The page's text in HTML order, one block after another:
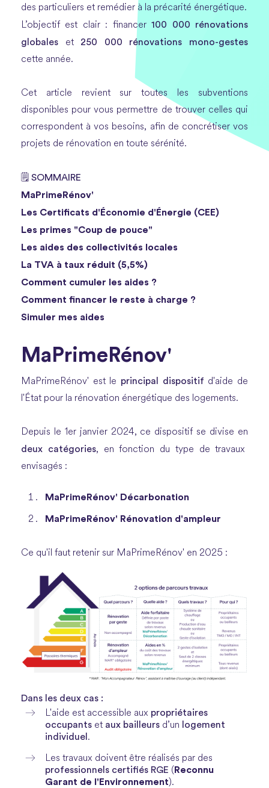
des particuliers et remédier à la précarité énergétique.
L’objectif est clair : financer100 000 rénovations
globales et250 000 rénovations mono-gestes
cette année.
Cet article revient sur toutes les subventions
disponibles pour vous permettre de trouver celles qui
correspondent à vos besoins, afin de concrétiser vos
projets de rénovation en toute sérénité.
🗒️ SOMMAIRE
MaPrimeRénov'
Les Certificats d'Économie d'Énergie (CEE)
Les primes "Coup de pouce"
Les aides des collectivités locales
La TVA à taux réduit (5,5%)
Comment cumuler les aides ?
Comment financer le reste à charge ?
Simuler mes aides
MaPrimeRénov'
MaPrimeRénov' est le principal dispositif d'aide de
l'État pour la rénovation énergétique des logements.
Depuis le 1er janvier 2024, ce dispositif se divise en
deux catégories, en fonction du type de travaux
envisagés :
MaPrimeRénov' Décarbonation
MaPrimeRénov' Rénovation d'ampleur
Ce qu'il faut retenir sur MaPrimeRénov' en 2025 :
Dans les deux cas :
L'aide est accessible aux propriétaires
occupants et aux bailleurs d’un
logement
individuel .
Les travaux doivent être réalisés par des
professionnels certifiés RGE ( Reconnu
Garant de l'Environnement).